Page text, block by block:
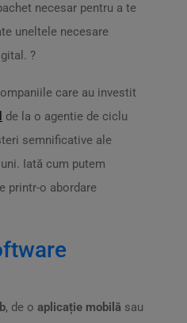
necesar pentru a te
uneltele necesare
?
care au investit
de la o agentie de ciclu
semnificative ale
Iată cum putem
printr-o abordare
, de o aplicație mobilă sau